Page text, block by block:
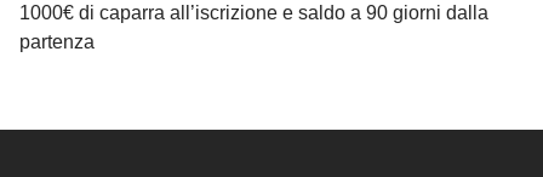
1000€ di caparra all’iscrizione e saldo a 90 giorni dalla
partenza